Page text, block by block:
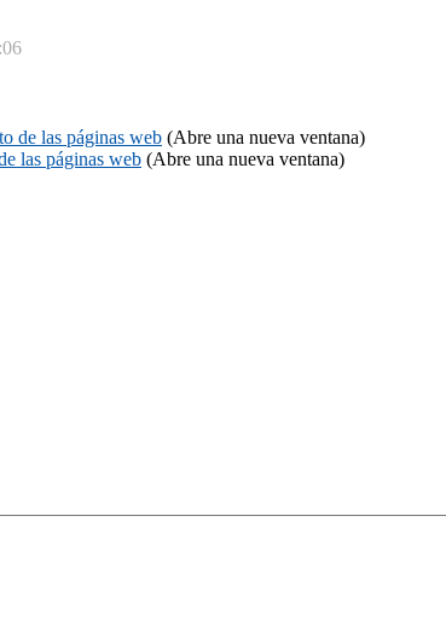
de las páginas web (Abre una nueva ventana)
las páginas web (Abre una nueva ventana)